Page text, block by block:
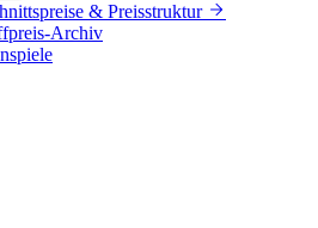
& Preisstruktur
Archiv